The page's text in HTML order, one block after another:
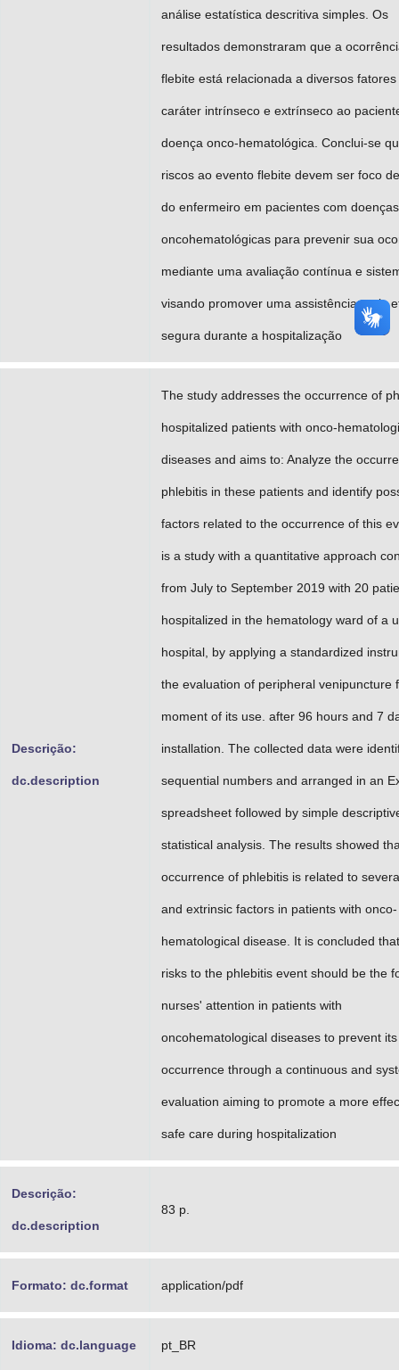
análise estatística descritiva simples. Os
resultados demonstraram que a
flebite está relacionada a diversos fatores
caráter intrínseco e extrínseco ao
doença onco-hematológica. Conclui-se
riscos ao evento flebite devem ser foco
do enfermeiro em pacientes com doenças
oncohematológicas para prevenir sua
mediante uma avaliação contínua e
visando promover uma assistência mais
segura durante a hospitalização
Descrição:
dc.description
The study addresses the occurrence of
hospitalized patients with onco-
diseases and aims to: Analyze the
phlebitis in these patients and identify
factors related to the occurrence of this
is a study with a quantitative approach
from July to September 2019 with 20
hospitalized in the hematology ward of a
hospital, by applying a standardized
the evaluation of peripheral venipuncture
moment of its use. after 96 hours and 7
installation. The collected data were
sequential numbers and arranged in an
spreadsheet followed by simple
statistical analysis. The results showed
occurrence of phlebitis is related to
and extrinsic factors in patients with onco-
hematological disease. It is concluded
risks to the phlebitis event should be the
nurses' attention in patients with
oncohematological diseases to prevent its
occurrence through a continuous and
evaluation aiming to promote a more
safe care during hospitalization
Descrição:
dc.description
83 p.
Formato: dc.format application/pdf
Idioma: dc.language pt_BR